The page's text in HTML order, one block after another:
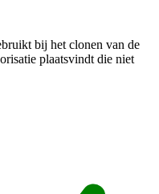
bij het clonen van de
plaatsvindt die niet